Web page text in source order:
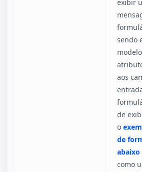
exibir
sendo
aos
de
o
de
abaixo
como